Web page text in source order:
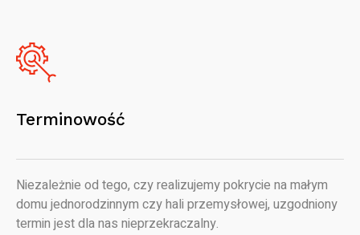
Terminowość
Niezależnie od tego, czy realizujemy pokrycie na małym
domu jednorodzinnym czy hali przemysłowej, uzgodniony
termin jest dla nas nieprzekraczalny.